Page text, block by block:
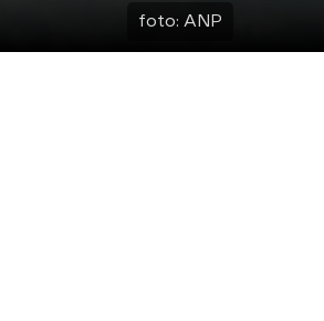
foto: ANP